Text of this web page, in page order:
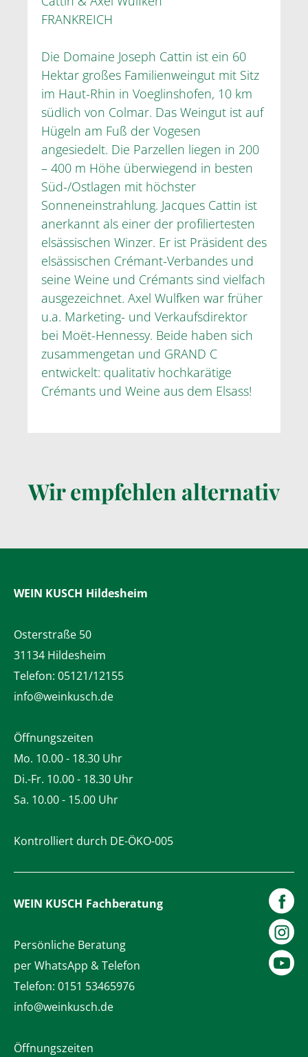
FRANKREICH
Die Domaine Joseph Cattin ist ein 60
Hektar großes Familienweingut mit Sitz
im Haut-Rhin in Voeglinshofen, 10 km
südlich von Colmar. Das Weingut ist auf
Hügeln am Fuß der Vogesen
angesiedelt. Die Parzellen liegen in 200
– 400 m Höhe überwiegend in besten
Süd-/Ostlagen mit höchster
Sonneneinstrahlung. Jacques Cattin ist
anerkannt als einer der profiliertesten
elsässischen Winzer. Er ist Präsident des
elsässischen Crémant-Verbandes und
seine Weine und Crémants sind vielfach
ausgezeichnet. Axel Wulfken war früher
u.a. Marketing- und Verkaufsdirektor
bei Moët-Hennessy. Beide haben sich
zusammengetan und GRAND C
entwickelt: qualitativ hochkarätige
Crémants und Weine aus dem Elsass!
Wir empfehlen alternativ
WEIN KUSCH Hildesheim
Osterstraße 50
31134 Hildesheim
Telefon: 05121/12155
info@weinkusch.de
Öffnungszeiten
Mo. 10.00 - 18.30 Uhr
Di.-Fr. 10.00 - 18.30 Uhr
Sa. 10.00 - 15.00 Uhr
Kontrolliert durch DE-ÖKO-005
WEIN KUSCH Fachberatung
Persönliche Beratung
per WhatsApp & Telefon
Telefon: 0151 53465976
info@weinkusch.de
Öffnungszeiten